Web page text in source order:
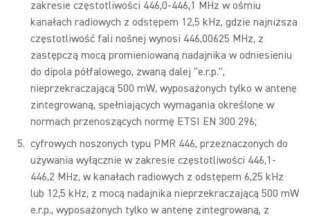
zakresie częstotliwości 446,0-446,1 MHz w ośmiu
kanałach radiowych z odstępem 12,5 kHz, gdzie najniższa
częstotliwość fali nośnej wynosi 446,00625 MHz, z
zastępczą mocą promieniowaną nadajnika w odniesieniu
do dipola półfalowego, zwaną dalej "e.r.p.",
nieprzekraczającą 500 mW, wyposażonych tylko w antenę
zintegrowaną, spełniających wymagania określone w
normach przenoszących normę ETSI EN 300 296;
cyfrowych noszonych typu PMR 446, przeznaczonych do
używania wyłącznie w zakresie częstotliwości 446,1-
446,2 MHz, w kanałach radiowych z odstępem 6,25 kHz
lub 12,5 kHz, z mocą nadajnika nieprzekraczającą 500 mW
e.r.p., wyposażonych tylko w antenę zintegrowaną, z